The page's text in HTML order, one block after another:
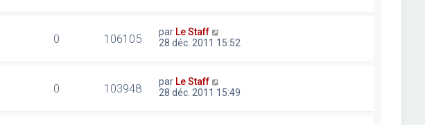
0 106105 par Le Staff
28 déc. 2011 15:52
0 103948 par Le Staff
28 déc. 2011 15:49